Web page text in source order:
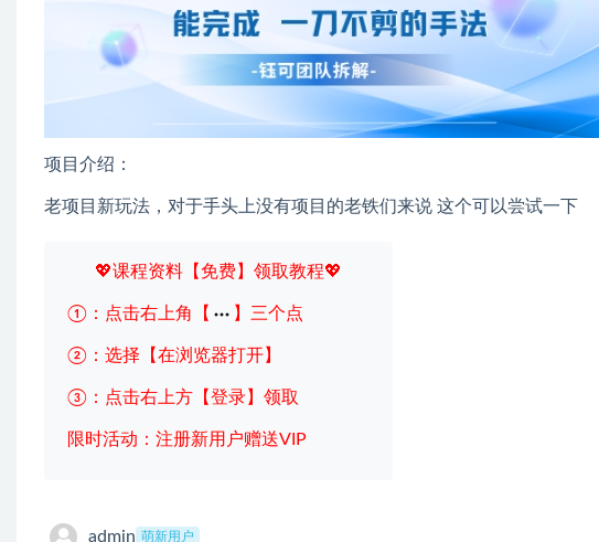
项目介绍：
老项目新玩法，对于手头上没有项目的老铁们来说 这个可以尝试一下
💖课程资料【免费】领取教程💖
①：点击右上角【 】三个点
②：选择【在浏览器打开】
③：点击右上方【登录】领取
限时活动：注册新用户赠送VIP
admin 萌新用户